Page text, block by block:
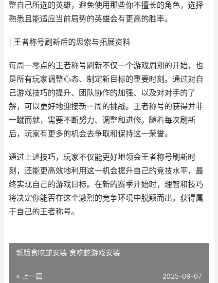
整自己所选的英雄，避免使用那些你不擅长的角色，选择
熟悉且能适应当前局势的英雄会有更高的胜率。
| 王者称号刷新后的思索与拓展资料
每周一零点的王者称号刷新不仅一个游戏周期的开始，也
是所有玩家调整心态、制定新目标的重要时刻。通过对自
己游戏技巧的提升、团队协作的加强、以及对对手的了
解，可以更好地迎接新一周的挑战。王者称号的获得并非
一蹴而就，需要不断努力、调整和进修。随着每次刷新
后，玩家有更多的机会去争取和保持这一荣誉。
通过上述技巧，玩家不仅能更好地领会王者称号刷新时
刻，还能更高效地利用这一机会提升自己的竞技水平，最
终实现自己的游戏目标。在新的赛季开始时，理智和技巧
将决定你能否在这个激烈的竞争环境中脱颖而出，获得属
于自己的王者称号。
新版贪吃蛇安装 贪吃蛇游戏安装
« 上一篇 2025-09-07